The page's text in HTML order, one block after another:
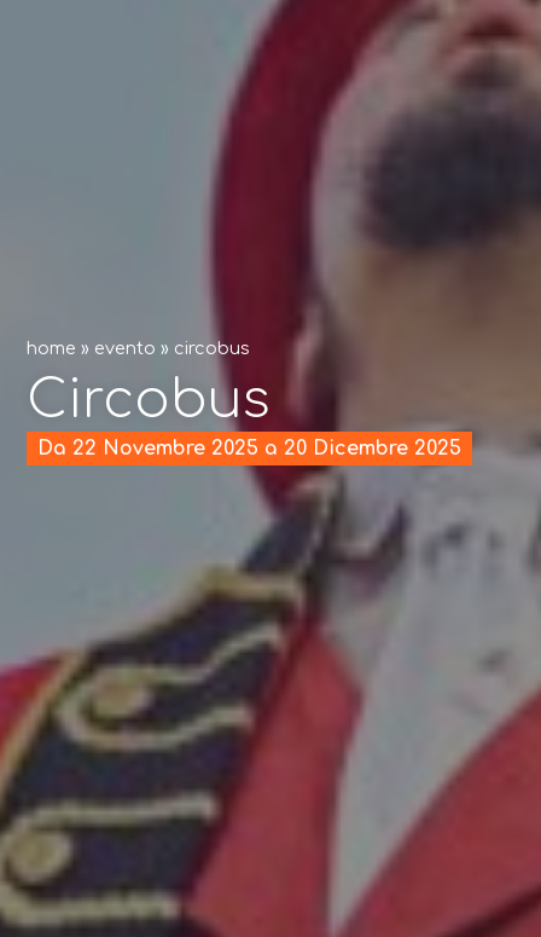
home » evento » circobus
Circobus
Da 22 Novembre 2025 a 20 Dicembre 2025